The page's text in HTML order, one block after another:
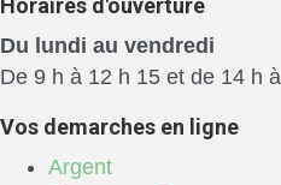
Horaires d'ouverture
Du lundi au vendredi
De 9 h à 12 h 15 et de 14 h
Vos demarches en ligne
Argent